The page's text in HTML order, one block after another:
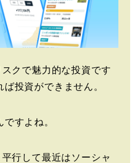
クで魅力的な投資です
投資ができません。
すよね。
行して最近はソーシャ